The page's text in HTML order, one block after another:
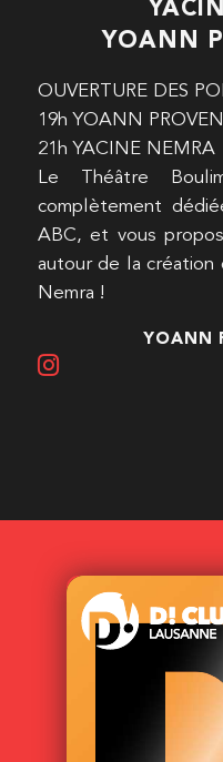
YOANN
OUVERTURE DES
19h YOANN
21h YACINE NEMRA
Le Théâtre
complètement
ABC, et vous
autour de la création
Nemra !
YOANN